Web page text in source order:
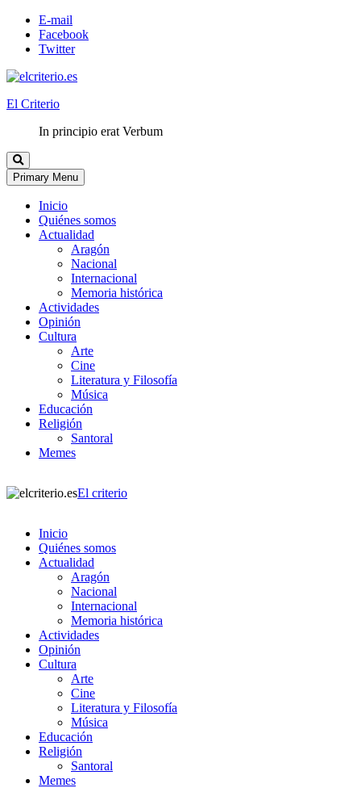
E-mail
Facebook
Twitter
El Criterio
In principio erat Verbum
Primary Menu
Inicio
Quiénes somos
Actualidad
Aragón
Nacional
Internacional
Memoria histórica
Actividades
Opinión
Cultura
Arte
Cine
Literatura y Filosofía
Música
Educación
Religión
Santoral
Memes
El criterio
Inicio
Quiénes somos
Actualidad
Aragón
Nacional
Internacional
Memoria histórica
Actividades
Opinión
Cultura
Arte
Cine
Literatura y Filosofía
Música
Educación
Religión
Santoral
Memes